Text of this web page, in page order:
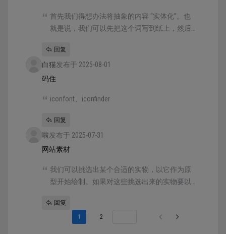
首先我们得想办法将抽象的内容 “实体化”。也
就是说，我们可以先把这个词写到纸上，然后
回复
白猫发布于 2025-08-01
码住
iconfont、iconfinder
回复
啦发布于 2025-07-31
网站素材
我们可以挑选出某个合适的实物，以它作为原
型开始绘制。如果对这些挑选出来的实物要以
的图标素材网站，比如 iconfont、iconfinder
等，在搜索框中输入这些词语，通过别人的设
回复
1
2